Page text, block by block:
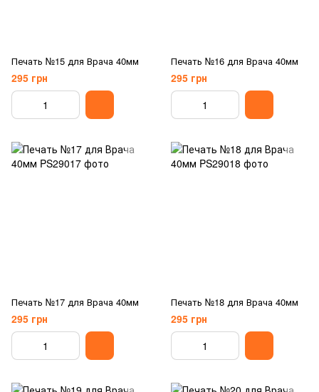
Печать №15 для Врача 40мм
295 грн
Печать №16 для Врача 40мм
295 грн
Печать №17 для Врача 40мм
295 грн
Печать №18 для Врача 40мм
295 грн